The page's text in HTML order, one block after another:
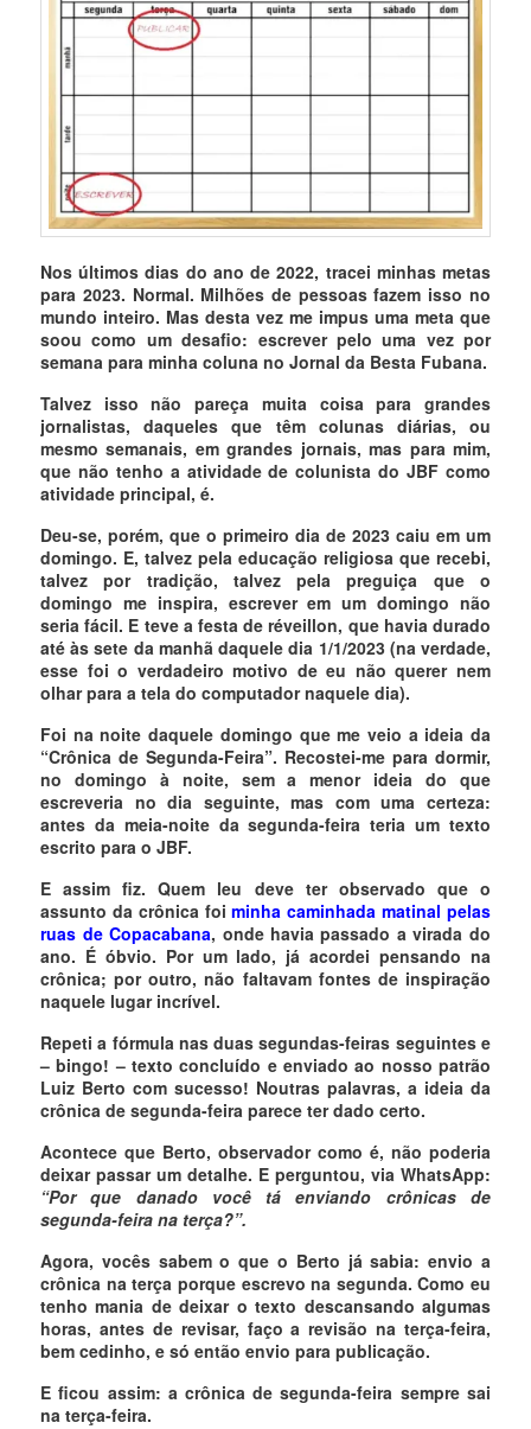
Nos últimos dias do ano de 2022, tracei minhas metas
para 2023. Normal. Milhões de pessoas fazem isso no
mundo inteiro. Mas desta vez me impus uma meta que
soou como um desafio: escrever pelo uma vez por
semana para minha coluna no Jornal da Besta Fubana.
Talvez isso não pareça muita coisa para grandes
jornalistas, daqueles que têm colunas diárias, ou
mesmo semanais, em grandes jornais, mas para mim,
que não tenho a atividade de colunista do JBF como
atividade principal, é.
Deu-se, porém, que o primeiro dia de 2023 caiu em um
domingo. E, talvez pela educação religiosa que recebi,
talvez por tradição, talvez pela preguiça que o
domingo me inspira, escrever em um domingo não
seria fácil. E teve a festa de réveillon, que havia durado
até às sete da manhã daquele dia 1/1/2023 (na verdade,
esse foi o verdadeiro motivo de eu não querer nem
olhar para a tela do computador naquele dia).
Foi na noite daquele domingo que me veio a ideia da
“Crônica de Segunda-Feira”. Recostei-me para dormir,
no domingo à noite, sem a menor ideia do que
escreveria no dia seguinte, mas com uma certeza:
antes da meia-noite da segunda-feira teria um texto
escrito para o JBF.
E assim fiz. Quem leu deve ter observado que o
assunto da crônica foiminha caminhada matinal pelas
ruas de Copacabana, onde havia passado a virada do
ano. É óbvio. Por um lado, já acordei pensando na
crônica; por outro, não faltavam fontes de inspiração
naquele lugar incrível.
Repeti a fórmula nas duas segundas-feiras seguintes e
– bingo! – texto concluído e enviado ao nosso patrão
Luiz Berto com sucesso! Noutras palavras, a ideia da
crônica de segunda-feira parece ter dado certo.
Acontece que Berto, observador como é, não poderia
deixar passar um detalhe. E perguntou, via WhatsApp:
“Por que danado você tá enviando crônicas de
segunda-feira na terça?”.
Agora, vocês sabem o que o Berto já sabia: envio a
crônica na terça porque escrevo na segunda. Como eu
tenho mania de deixar o texto descansando algumas
horas, antes de revisar, faço a revisão na terça-feira,
bem cedinho, e só então envio para publicação.
E ficou assim: a crônica de segunda-feira sempre sai
na terça-feira.